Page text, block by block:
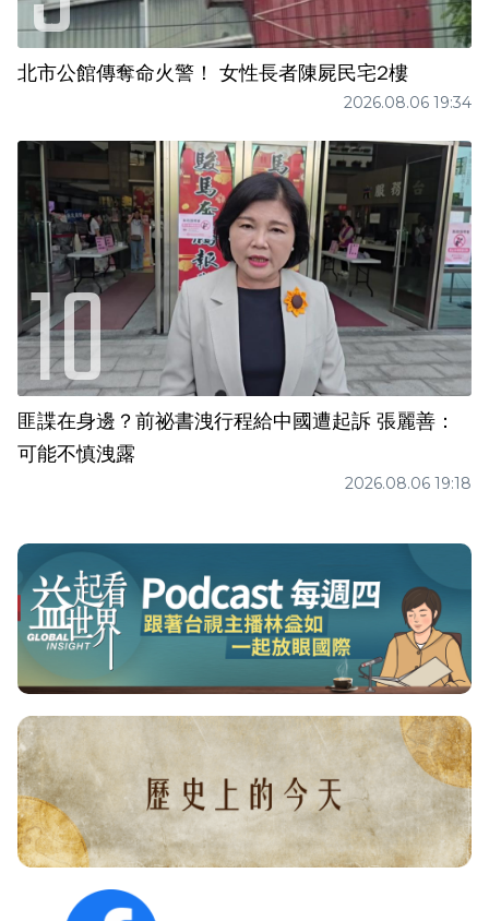
北市公館傳奪命火警！ 女性長者陳屍民宅2樓
2026.08.06 19:34
匪諜在身邊？前祕書洩行程給中國遭起訴 張麗善：
可能不慎洩露
2026.08.06 19:18